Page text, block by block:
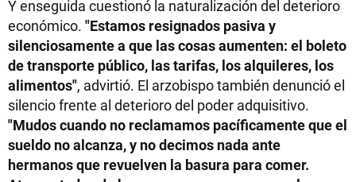
Y enseguida cuestionó la naturalización del deterioro
económico. "Estamos resignados pasiva y
silenciosamente a que las cosas aumenten: el boleto
de transporte público, las tarifas, los alquileres, los
alimentos", advirtió. El arzobispo también denunció el
silencio frente al deterioro del poder adquisitivo.
"Mudos cuando no reclamamos pacíficamente que el
sueldo no alcanza, y no decimos nada ante
hermanos que revuelven la basura para comer.